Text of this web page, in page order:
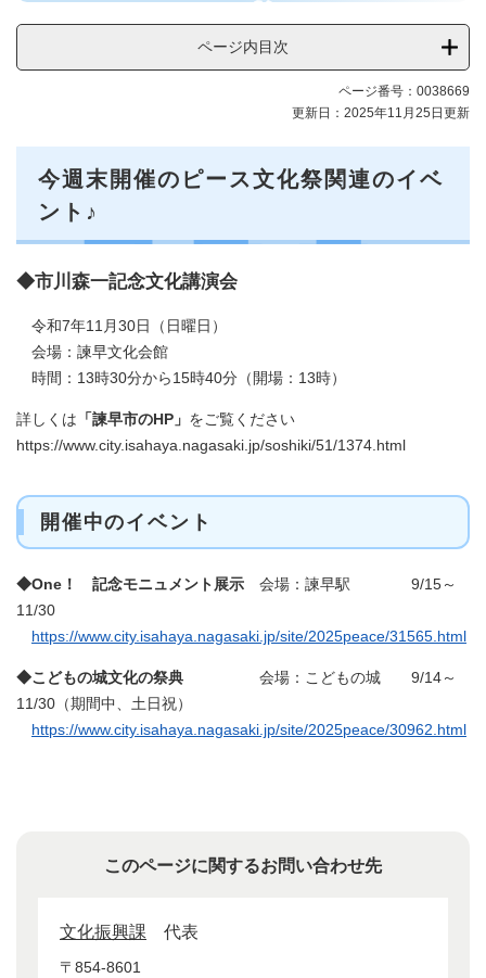
2025
メ
ュ
ー
ページ内目次
ページ番号：0038669
更新日：2025年11月25日更新
今週末開催のピース文化祭関連のイベ
ント♪
◆市川森一記念文化講演会
令和7年11月30日（日曜日）
会場：諫早文化会館
時間：13時30分から15時40分（開場：13時）
詳しくは 「諫早市のHP」 をご覧ください
https://www.city.isahaya.nagasaki.jp/soshiki/51/1374.html​
開催中のイベント
◆One！ 記念モニュメント展示 会場：諫早駅 9/15～
11/30​
https://www.city.isahaya.nagasaki.jp/site/2025peace/31565.html
​◆こどもの城文化の祭典 会場：こどもの城 9/14～
11/30（期間中、土日祝）
https://www.city.isahaya.nagasaki.jp/site/2025peace/30962.html
このページに関するお問い合わせ先
文化振興課 代表
〒854-8601